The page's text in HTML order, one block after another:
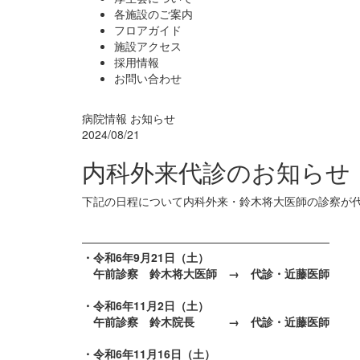
各施設のご案内
フロアガイド
施設アクセス
採用情報
お問い合わせ
病院情報 お知らせ
2024/08/21
内科外来代診のお知らせ
下記の日程について内科外来・鈴木将大医師の診察が
——————————————————————
・令和6年9月21日（土）
午前診察 鈴木将大医師 → 代診・近藤医師
・令和6年11月2日（土）
午前診察 鈴木院長 → 代診・近藤医師
・令和6年11月16日（土）